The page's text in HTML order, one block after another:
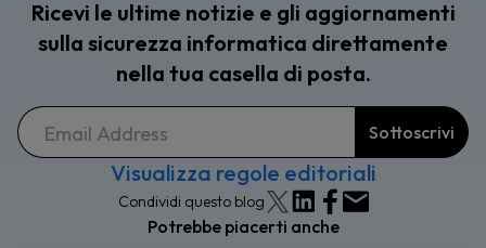
Ricevi le ultime notizie e gli aggiornamenti
sulla sicurezza informatica direttamente
nella tua casella di posta.
Visualizza regole editoriali
Condividi questo blog
Potrebbe piacerti anche